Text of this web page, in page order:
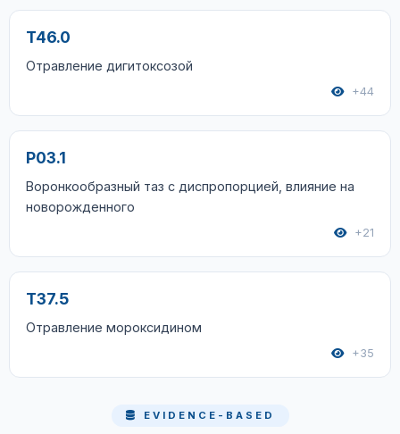
T46.0
Отравление дигитоксозой
+44
P03.1
Воронкообразный таз с диспропорцией, влияние на
новорожденного
+21
T37.5
Отравление мороксидином
+35
EVIDENCE-BASED